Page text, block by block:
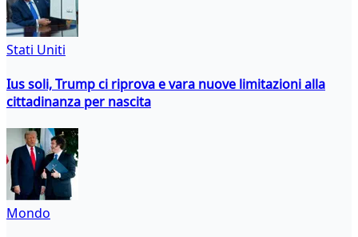
Stati Uniti
Ius soli, Trump ci riprova e vara nuove limitazioni alla
cittadinanza per nascita
Mondo